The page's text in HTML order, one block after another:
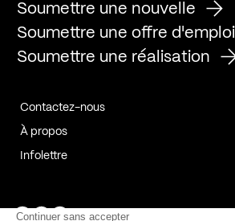
Soumettre une nouvelle
Soumettre une offre d'emploi
Soumettre une réalisation
Contactez-nous
À propos
Infolettre
Page Facebook de Kollectif
Page Instagram de Kollectif
Page Linkedin de Kollectif